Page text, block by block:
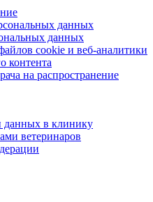
данных
данных
cookie и веб-аналитики
контента
на распространение
данных в клинику
ветеринаров